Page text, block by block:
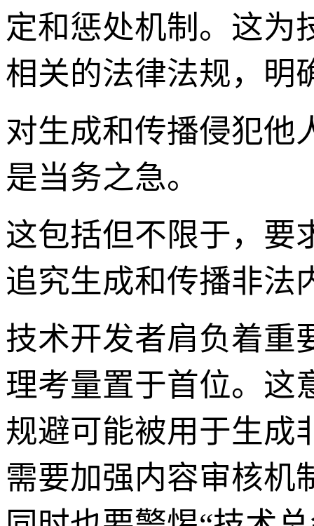
定和惩处机制。这为
相关的法律法规，
对生成和传播侵犯他
是当务之急。
这包括但不限于，要
追究生成和传播非法
技术开发者肩负着重
理考量置于首位。这
规避可能被用于生成
需要加强内容审核机